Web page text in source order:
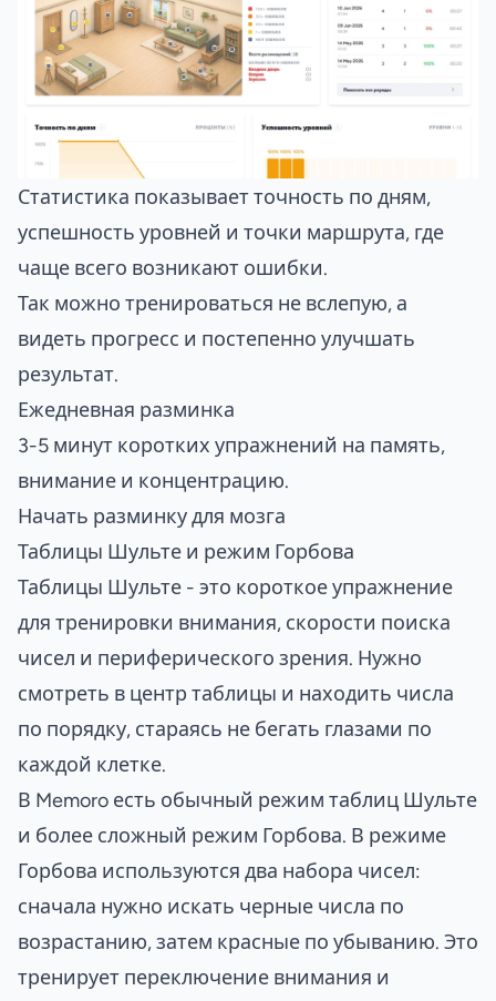
Статистика показывает точность по дням,
успешность уровней и точки маршрута, где
чаще всего возникают ошибки.
Так можно тренироваться не вслепую, а
видеть прогресс и постепенно улучшать
результат.
Ежедневная разминка
3-5 минут коротких упражнений на память,
внимание и концентрацию.
Начать разминку для мозга
Таблицы Шульте и режим Горбова
Таблицы Шульте - это короткое упражнение
для тренировки внимания, скорости поиска
чисел и периферического зрения. Нужно
смотреть в центр таблицы и находить числа
по порядку, стараясь не бегать глазами по
каждой клетке.
В Memoro есть обычный режим таблиц Шульте
и более сложный режим Горбова. В режиме
Горбова используются два набора чисел:
сначала нужно искать черные числа по
возрастанию, затем красные по убыванию. Это
тренирует переключение внимания и